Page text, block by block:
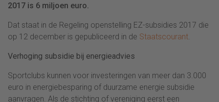
2017 is 6 miljoen euro.
Dat staat in de Regeling openstelling EZ-subsidies 2017 die
op 12 december is gepubliceerd in de Staatscourant
Verhoging subsidie bij energieadvies
Sportclubs kunnen voor investeringen van meer dan 3.000
euro in energiebesparing of duurzame energie subsidie
aanvragen. Als de stichting of vereniging eerst een